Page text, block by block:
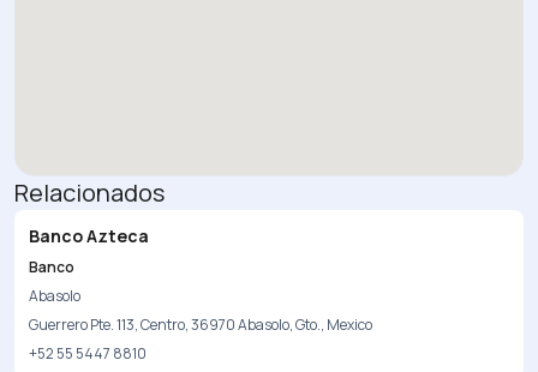
Relacionados
Banco Azteca
Banco
Abasolo
Guerrero Pte. 113, Centro, 36970 Abasolo, Gto., Mexico
+52 55 5447 8810